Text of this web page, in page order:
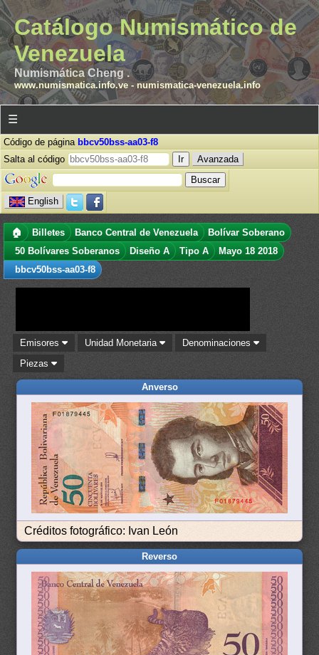
Catálogo Numismático de
Venezuela
Numismática Cheng .
www.numismatica.info.ve- numismatica-venezuela.info
☰
Código de página bbcv50bss-aa03-f8
Salta al código
Avanzada
English
🏠 Billetes Banco Central de Venezuela
Bolívar Soberano
50 Bolívares Soberanos
Diseño A Tipo A
Mayo 18 2018
bbcv50bss-aa03-f8
Emisores Unidad Monetaria
Denominaciones
Piezas
Anverso
Créditos fotográfico: Ivan León
Reverso